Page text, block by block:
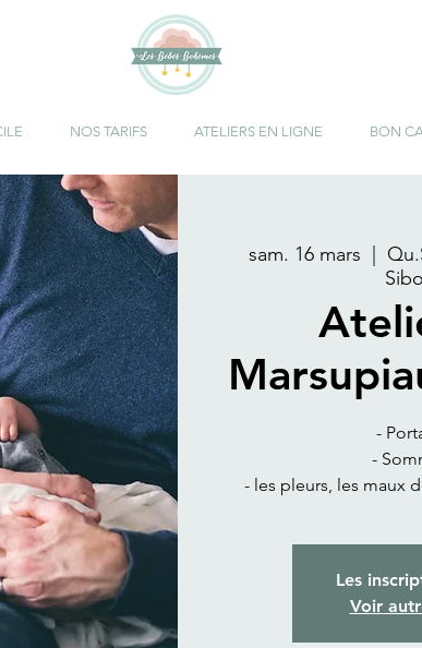
NOS TARIFS ATELIERS EN LIGNE BON
sam. 16 mars
  |
-
-
- les pleurs, les maux
Les
Voir